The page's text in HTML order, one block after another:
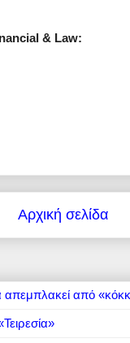
& Law:
Αρχική σελίδα
από